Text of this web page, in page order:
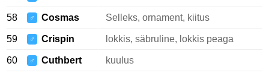
58 ♂ Cosmas Selleks, ornament, kiitus
59 ♂ Crispin lokkis, säbruline, lokkis peaga
60 ♂ Cuthbert kuulus